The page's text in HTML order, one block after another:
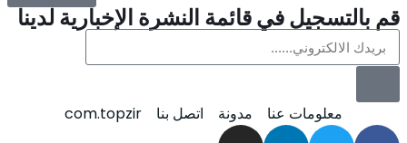
قم بالتسجيل في قائمة النشرة الإخبارية لدينا
معلومات عنا مدونة اتصل بنا com.topzir